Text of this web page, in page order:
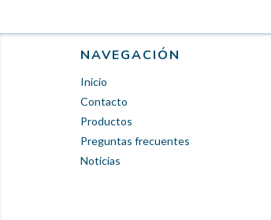
NAVEGACIÓN
Inicio
Contacto
Productos
Preguntas frecuentes
Noticias